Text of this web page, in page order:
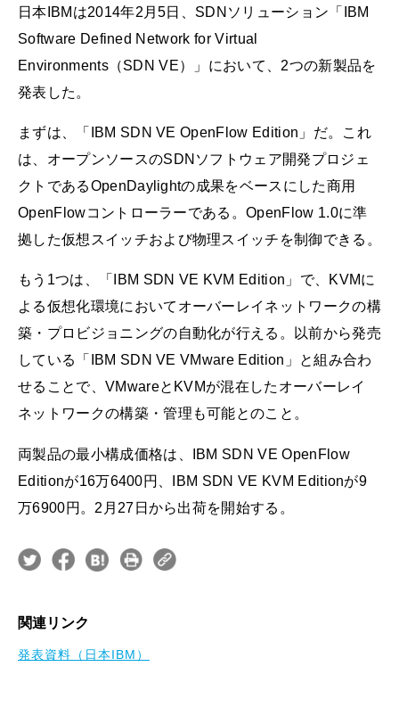
日本IBMは2014年2月5日、SDNソリューション「IBM
Software Defined Network for Virtual
Environments（SDN VE）」において、2つの新製品を
発表した。
まずは、「IBM SDN VE OpenFlow Edition」だ。これ
は、オープンソースのSDNソフトウェア開発プロジェ
クトであるOpenDaylightの成果をベースにした商用
OpenFlowコントローラーである。OpenFlow 1.0に準
拠した仮想スイッチおよび物理スイッチを制御できる。
もう1つは、「IBM SDN VE KVM Edition」で、KVMに
よる仮想化環境においてオーバーレイネットワークの構
築・プロビジョニングの自動化が行える。以前から発売
している「IBM SDN VE VMware Edition」と組み合わ
せることで、VMwareとKVMが混在したオーバーレイ
ネットワークの構築・管理も可能とのこと。
両製品の最小構成価格は、IBM SDN VE OpenFlow
Editionが16万6400円、IBM SDN VE KVM Editionが9
万6900円。2月27日から出荷を開始する。
関連リンク
発表資料（日本IBM）